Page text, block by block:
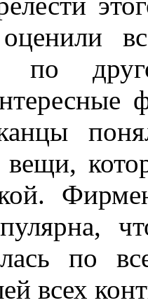
оценили
по
по
всех